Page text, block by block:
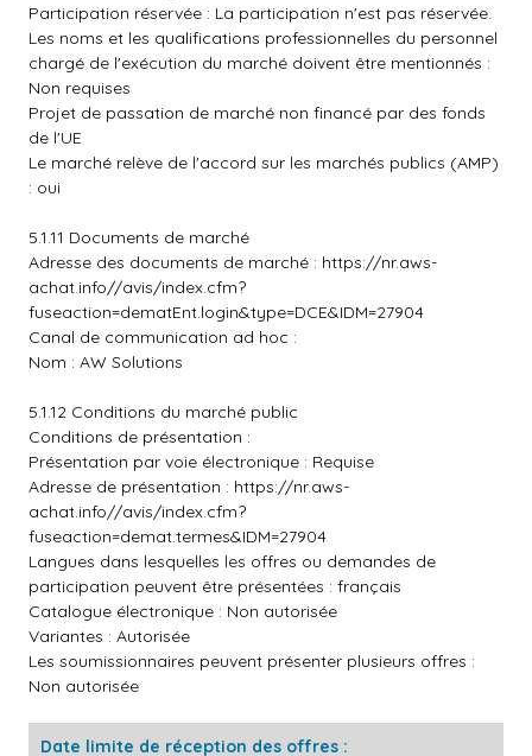
Participation réservée : La participation n'est pas réservée.
Les noms et les qualifications professionnelles du personnel
chargé de l'exécution du marché doivent être mentionnés :
Non requises
Projet de passation de marché non financé par des fonds
de l'UE
Le marché relève de l'accord sur les marchés publics (AMP)
: oui
5.1.11 Documents de marché
Adresse des documents de marché : https://nr.aws-
achat.info//avis/index.cfm?
fuseaction=dematEnt.login&type=DCE&IDM=27904
Canal de communication ad hoc :
Nom : AW Solutions
5.1.12 Conditions du marché public
Conditions de présentation :
Présentation par voie électronique : Requise
Adresse de présentation : https://nr.aws-
achat.info//avis/index.cfm?
fuseaction=demat.termes&IDM=27904
Langues dans lesquelles les offres ou demandes de
participation peuvent être présentées : français
Catalogue électronique : Non autorisée
Variantes : Autorisée
Les soumissionnaires peuvent présenter plusieurs offres :
Non autorisée
Date limite de réception des offres :